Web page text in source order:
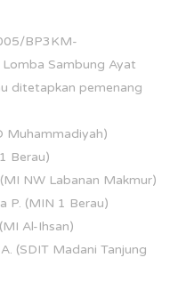
BP3KM-
Sambung Ayat
ditetapkan pemenang
Muhammadiyah)
Berau)
NW Labanan Makmur)
P. (MIN 1 Berau)
Al-Ihsan)
(SDIT Madani Tanjung